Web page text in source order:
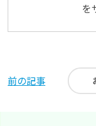
を
前の記事